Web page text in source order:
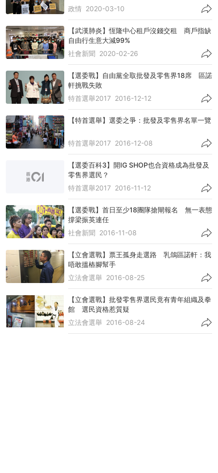
政情 2020-03-10
【武漢肺炎】恆隆中心租戶沒錢交租 商戶指缺
自由行生意大減99%
社會新聞 2020-02-26
【選委戰】自由黨全取批發及零售界18席 區諾
軒挑戰失敗
特首選舉2017 2016-12-12
【特首選舉】選委之爭：批發及零售界名單一覽
特首選舉2017 2016-12-08
【選委百科3】開IG SHOP也合資格成為批發及
零售界選民？
特首選舉2017 2016-11-12
【選委戰】首日至少18團隊搶閘報名 無一表態
撐梁振英連任
社會新聞 2016-11-08
【立會選戰】票王孤身走選路 乳鴿區諾軒：我
唔敢搵樁腳幫手
立法會選舉 2016-08-25
【立會選戰】批發零售界選民竟有青年組織及拳
館 選民資格惹質疑
立法會選舉 2016-08-24